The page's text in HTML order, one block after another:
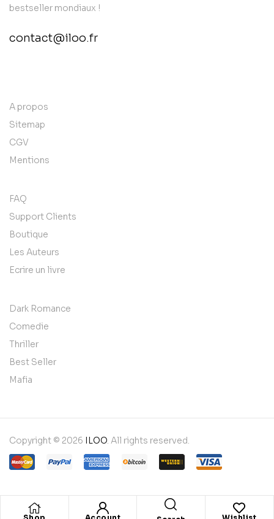
bestseller mondiaux !
contact@iloo.fr
A propos
Sitemap
CGV
Mentions
FAQ
Support Clients
Boutique
Les Auteurs
Ecrire un livre
Dark Romance
Comedie
Thriller
Best Seller
Mafia
Copyright © 2026 ILOO. All rights reserved.